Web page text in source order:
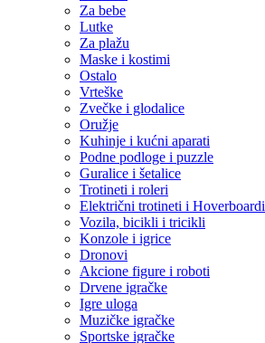
Za bebe
Lutke
Za plažu
Maske i kostimi
Ostalo
Vrteške
Zvečke i glodalice
Oružje
Kuhinje i kućni aparati
Podne podloge i puzzle
Guralice i šetalice
Trotineti i roleri
Električni trotineti i Hoverboardi
Vozila, bicikli i tricikli
Konzole i igrice
Dronovi
Akcione figure i roboti
Drvene igračke
Igre uloga
Muzičke igračke
Sportske igračke